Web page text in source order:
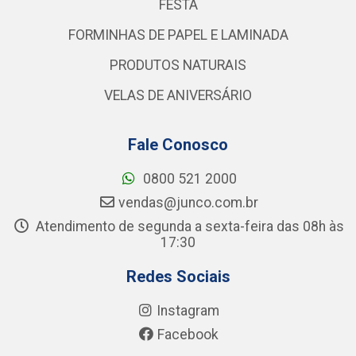
FESTA
FORMINHAS DE PAPEL E LAMINADA
PRODUTOS NATURAIS
VELAS DE ANIVERSÁRIO
Fale Conosco
0800 521 2000
vendas@junco.com.br
Atendimento de segunda a sexta-feira das 08h às
17:30
Redes Sociais
Instagram
Facebook